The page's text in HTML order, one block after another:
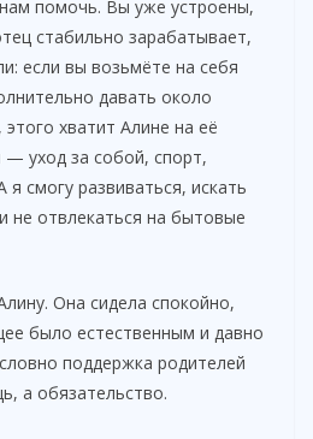
помочь. Вы уже устроены,
стабильно зарабатывает,
если вы возьмёте на себя
давать около
хватит Алине на её
уход за собой, спорт,
я смогу развиваться, искать
не отвлекаться на бытовые
Она сидела спокойно,
было естественным и давно
поддержка родителей
а обязательство.